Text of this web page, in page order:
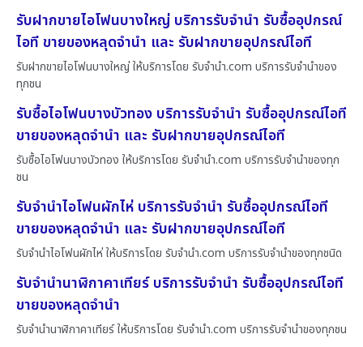
รับฝากขายไอโฟนบางใหญ่ บริการรับจำนำ รับซื้ออุปกรณ์
ไอที ขายของหลุดจำนำ และ รับฝากขายอุปกรณ์ไอที
รับฝากขายไอโฟนบางใหญ่ ให้บริการโดย รับจํานํา.com บริการรับจำนำของ
ทุกชน
รับซื้อไอโฟนบางบัวทอง บริการรับจำนำ รับซื้ออุปกรณ์ไอที
ขายของหลุดจำนำ และ รับฝากขายอุปกรณ์ไอที
รับซื้อไอโฟนบางบัวทอง ให้บริการโดย รับจํานํา.com บริการรับจำนำของทุก
ชน
รับจำนำไอโฟนผักไห่ บริการรับจำนำ รับซื้ออุปกรณ์ไอที
ขายของหลุดจำนำ และ รับฝากขายอุปกรณ์ไอที
รับจำนำไอโฟนผักไห่ ให้บริการโดย รับจํานํา.com บริการรับจำนำของทุกชนิด
รับจำนำนาฬิกาคาเทียร์ บริการรับจำนำ รับซื้ออุปกรณ์ไอที
ขายของหลุดจำนำ
รับจำนำนาฬิกาคาเทียร์ ให้บริการโดย รับจํานํา.com บริการรับจำนำของทุกชน